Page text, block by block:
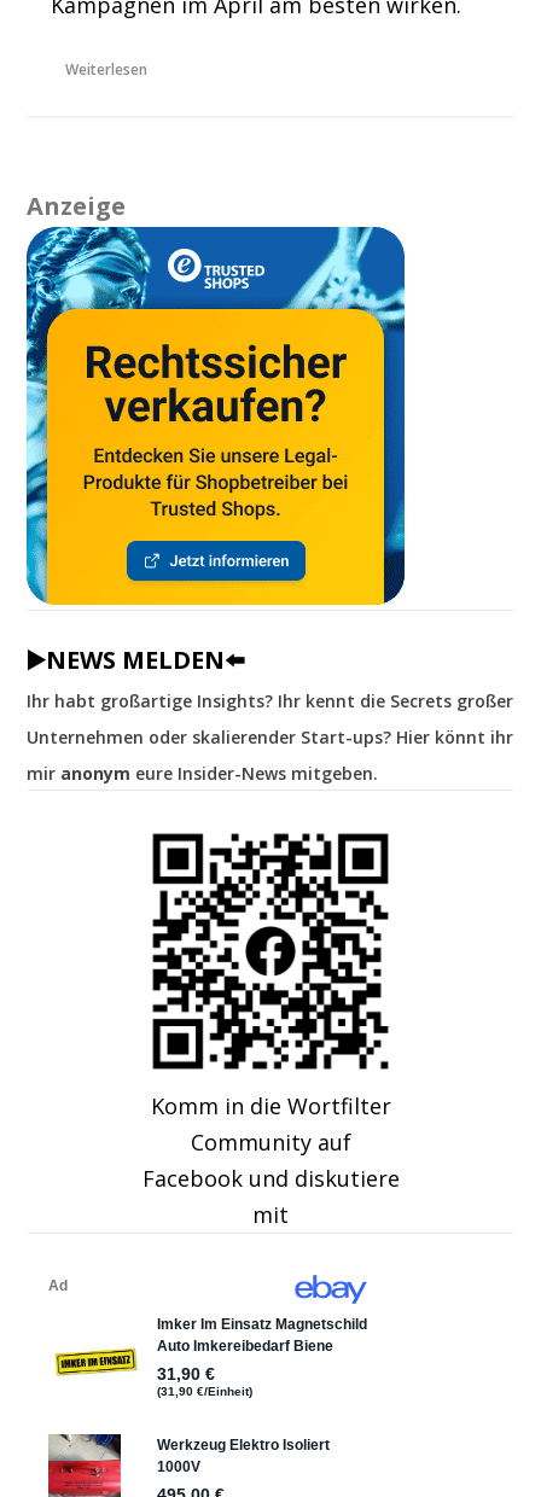
Weiterlesen
Anzeige
▶️NEWS MELDEN⬅️
Ihr habt großartige Insights? Ihr kennt die Secrets großer
Unternehmen oder skalierender Start-ups? Hier könnt ihr
mir anonym eure Insider-News mitgeben.
Komm in die Wortfilter
Community auf
Facebook und diskutiere
mit